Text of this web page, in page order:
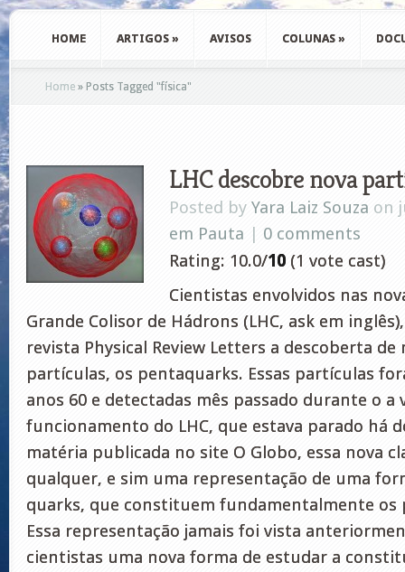
HOME ARTIGOS » AVISOS COLUNAS »
Home » Posts Tagged "física"
LHC descobre nova
Posted by Yara Laiz Souza on
em Pauta | 0 comments
Rating: 10.0/10 (1 vote cast)
Cientistas envolvidos nas
Grande Colisor de Hádrons (LHC, ask em
revista Physical Review Letters a descoberta de
partículas, os pentaquarks. Essas partículas
anos 60 e detectadas mês passado durante o a
funcionamento do LHC, que estava parado há
matéria publicada no site O Globo, essa nova
qualquer, e sim uma representação de uma
quarks, que constituem fundamentalmente
Essa representação jamais foi vista
cientistas uma nova forma de estudar a